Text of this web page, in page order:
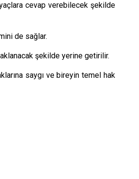
cevap verebilecek şekilde
de sağlar.
şekilde yerine getirilir.
saygı ve bireyin temel hak